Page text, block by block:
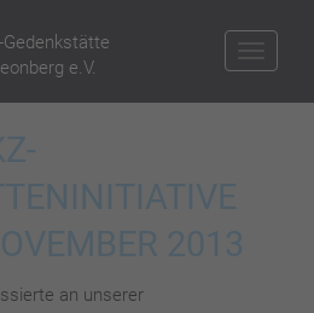
Gedenkstätte
e.V.
2013
an unserer